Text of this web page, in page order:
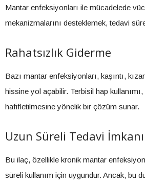
Mantar enfeksiyonları ile mücadelede
mekanizmalarını desteklemek, tedavi
Rahatsızlık Giderme
Bazı mantar enfeksiyonları, kaşıntı,
hissine yol açabilir. Terbisil hap
hafifletilmesine yönelik bir çözüm sunar.
Uzun Süreli Tedavi İmkanı
Bu ilaç, özellikle kronik mantar
süreli kullanım için uygundur. Ancak, bu